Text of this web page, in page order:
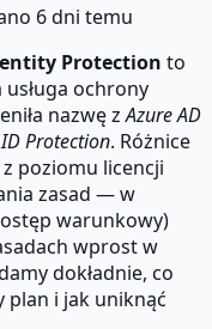
6 dni temu
Protection to
ochrony
nazwę zAzure AD
Protection. Różnice
poziomu licencji
zasad — w
warunkowy)
wprost w
dokładnie, co
plan i jak uniknąć